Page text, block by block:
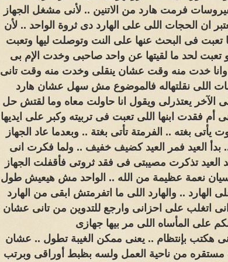
فرمت هارد من الاتنين .. لأنى مشغل الجهاز
ان الحجات اللى على الهارد دى ثروة الواحد .. لأن
تعبت فى البحث عنها على النت وتوصلت ليها وتعبت
تعبت لحد ما لقيتها عن واحد صاحبى وخدت الإم بى
وانا خدت منه وقت عشان ينقلى وخدت منه وقت تانى
اللى نقلتهاله فالموضوع مش سهل عشان هارد
الآخر يعتذرلى ويقول انا حاولت معاه وما لقتش حل
أم فقدت ابنها اللى تعبت فى تربيته وكبر على ايديها
يأتى بغته .. الفرمتة تأتى بغتة .. وبعدما عاد الجهاز
بدأ العيد فمر العيد كضيف خفيف .. ولما فكرت انى
العيد تذكرت مصيبتى فى فقد ثروتى فأقفلت الجهاز
نعمة عظيمة من الله .. الواحد مش هيعيش طول
.. والهارد اللى ما اتفرمتش ابقى من الهارد
اتغلب على احزانى وارجع للتدوين من تانى عشان
هكتب بإنتظام .. يعنى ممكن الغيبة تطول .. عشان
مستقره من ناحية العمل ولسه بظبط أوراقى وبرتب